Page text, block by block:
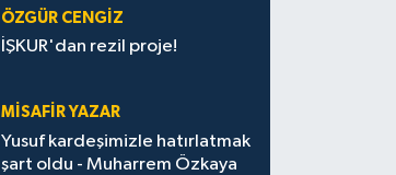
ÖZGÜR CENGIZ
İŞKUR'dan rezil proje!
MISAFIR YAZAR
Yusuf kardeşimizle hatırlatmak
şart oldu - Muharrem Özkaya